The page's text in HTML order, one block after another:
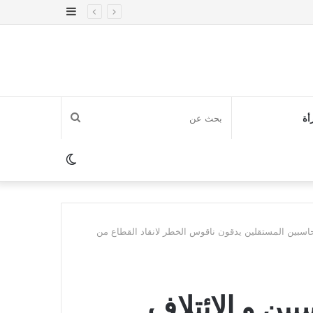
إضافة
بحث
عنالوضع
المظلم
المستقلين يدقون ناقوس الخطر لانقاد القطاع من